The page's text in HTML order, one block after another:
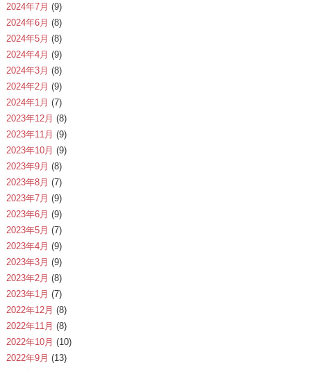
2024年7月 (9)
2024年6月 (8)
2024年5月 (8)
2024年4月 (9)
2024年3月 (8)
2024年2月 (9)
2024年1月 (7)
2023年12月 (8)
2023年11月 (9)
2023年10月 (9)
2023年9月 (8)
2023年8月 (7)
2023年7月 (9)
2023年6月 (9)
2023年5月 (7)
2023年4月 (9)
2023年3月 (9)
2023年2月 (8)
2023年1月 (7)
2022年12月 (8)
2022年11月 (8)
2022年10月 (10)
2022年9月 (13)